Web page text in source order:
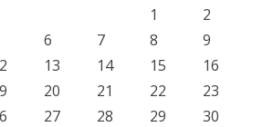
1
2
6 7 8
9
13 14 15
16
20 21 22
23
27 28 29
30